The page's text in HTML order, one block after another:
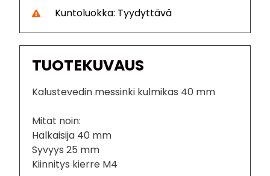
Kuntoluokka: Tyydyttävä
TUOTEKUVAUS
Kalustevedin messinki kulmikas 40 mm
Mitat noin:
Halkaisija 40 mm
Syvyys 25 mm
Kiinnitys kierre M4